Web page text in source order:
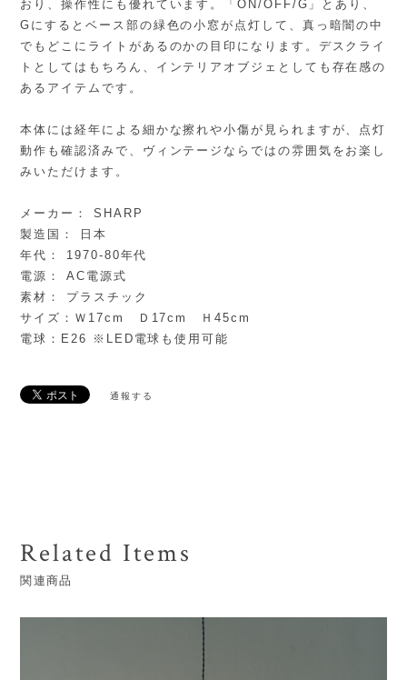
おり、操作性にも優れています。「ON/OFF/G」とあり、
Gにするとベース部の緑色の小窓が点灯して、真っ暗闇の中
でもどこにライトがあるのかの目印になります。デスクライ
トとしてはもちろん、インテリアオブジェとしても存在感の
あるアイテムです。
本体には経年による細かな擦れや小傷が見られますが、点灯
動作も確認済みで、ヴィンテージならではの雰囲気をお楽し
みいただけます。
メーカー： SHARP
製造国： 日本
年代： 1970-80年代
電源： AC電源式
素材： プラスチック
サイズ：Ｗ17cm Ｄ17cm Ｈ45cm
電球：E26 ※LED電球も使用可能
通報する
Related Items
関連商品